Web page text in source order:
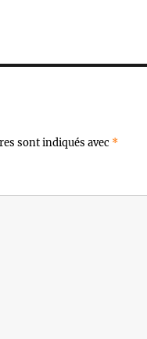
sont indiqués avec *